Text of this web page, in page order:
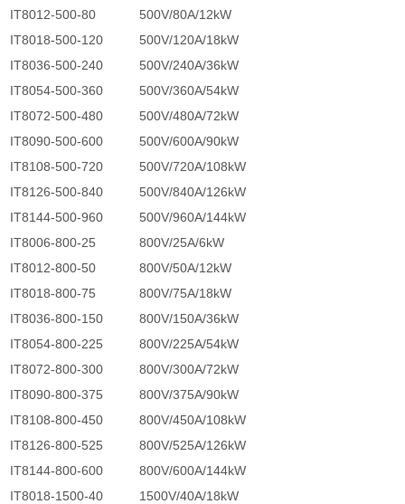
IT8012-500-80 500V/80A/12kW
IT8018-500-120 500V/120A/18kW
IT8036-500-240 500V/240A/36kW
IT8054-500-360 500V/360A/54kW
IT8072-500-480 500V/480A/72kW
IT8090-500-600 500V/600A/90kW
IT8108-500-720 500V/720A/108kW
IT8126-500-840 500V/840A/126kW
IT8144-500-960 500V/960A/144kW
IT8006-800-25 800V/25A/6kW
IT8012-800-50 800V/50A/12kW
IT8018-800-75 800V/75A/18kW
IT8036-800-150 800V/150A/36kW
IT8054-800-225 800V/225A/54kW
IT8072-800-300 800V/300A/72kW
IT8090-800-375 800V/375A/90kW
IT8108-800-450 800V/450A/108kW
IT8126-800-525 800V/525A/126kW
IT8144-800-600 800V/600A/144kW
IT8018-1500-40 1500V/40A/18kW